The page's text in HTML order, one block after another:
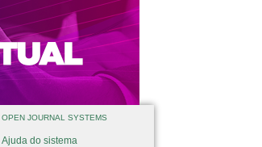
OPEN JOURNAL SYSTEMS
Ajuda do sistema